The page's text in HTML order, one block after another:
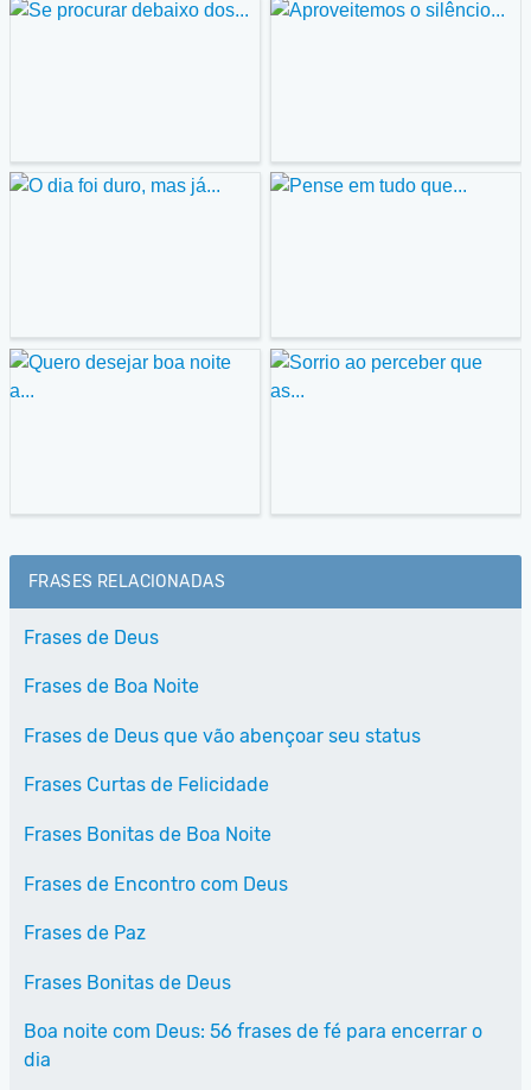
FRASES RELACIONADAS
Frases de Deus
Frases de Boa Noite
Frases de Deus que vão abençoar seu status
Frases Curtas de Felicidade
Frases Bonitas de Boa Noite
Frases de Encontro com Deus
Frases de Paz
Frases Bonitas de Deus
Boa noite com Deus: 56 frases de fé para encerrar o
dia